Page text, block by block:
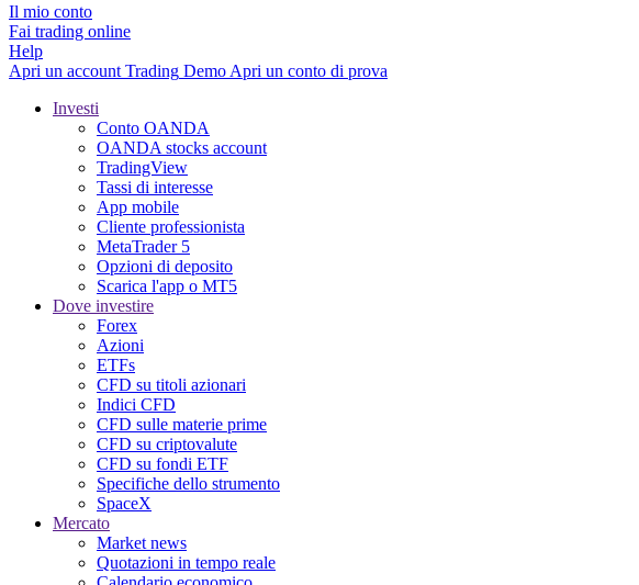
Il mio conto
Fai trading online
Help
Apri un account Trading Demo Apri un conto di prova
Investi
Conto OANDA
OANDA stocks account
TradingView
Tassi di interesse
App mobile
Cliente professionista
MetaTrader 5
Opzioni di deposito
Scarica l'app o MT5
Dove investire
Forex
Azioni
ETFs
CFD su titoli azionari
Indici CFD
CFD sulle materie prime
CFD su criptovalute
CFD su fondi ETF
Specifiche dello strumento
SpaceX
Mercato
Market news
Quotazioni in tempo reale